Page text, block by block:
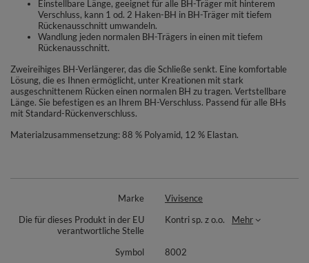
Einstellbare Länge, geeignet für alle BH-Träger mit hinterem
Verschluss, kann 1 od. 2 Haken-BH in BH-Träger mit tiefem
Rückenausschnitt umwandeln.
Wandlung jeden normalen BH-Trägers in einen mit tiefem
Rückenausschnitt.
Zweireihiges BH-Verlängerer, das die Schließe senkt. Eine komfortable
Lösung, die es Ihnen ermöglicht, unter Kreationen mit stark
ausgeschnittenem Rücken einen normalen BH zu tragen. Vertstellbare
Länge. Sie befestigen es an Ihrem BH-Verschluss. Passend für alle BHs
mit Standard-Rückenverschluss.
Materialzusammensetzung: 88 % Polyamid, 12 % Elastan.
Marke
Vivisence
Die für dieses Produkt in der EU
verantwortliche Stelle
Kontri sp. z o.o. Mehr
Symbol
8002